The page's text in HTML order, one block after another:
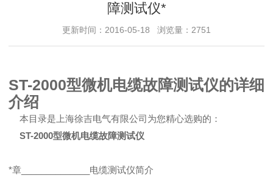
障测试仪*
更新时间：2016-05-18 浏览量：2751
ST-2000型微机电缆故障测试仪的详细
介绍
本目录是上海徐吉电气有限公司为您精心选购的：
ST-2000型微机电缆故障测试仪
*章______________电缆测试仪简介